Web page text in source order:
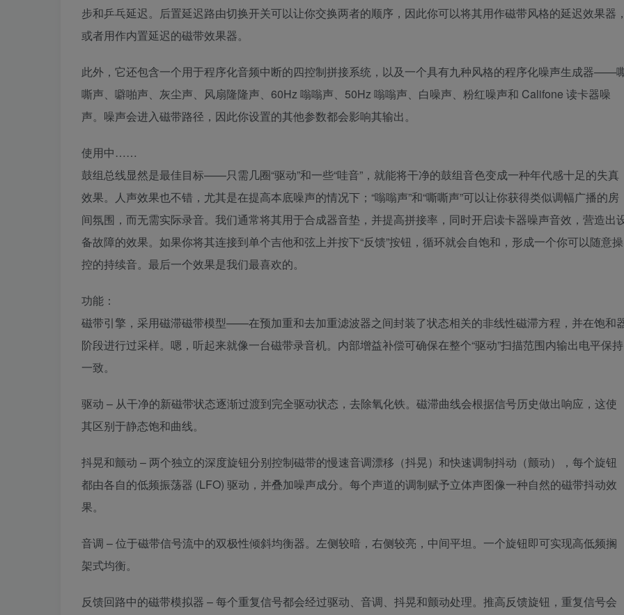
步和乒乓延迟。后置延迟路由切换开关可以让你交换两者的顺序，因此你可以将其用作磁带风格的延迟效果器
或者用作内置延迟的磁带效果器。
此外，它还包含一个用于程序化音频中断的四控制拼接系统，以及一个具有九种风格的程序化噪声生成器——
嘶声、噼啪声、灰尘声、风扇隆隆声、60Hz 嗡嗡声、50Hz 嗡嗡声、白噪声、粉红噪声和 Califone 读卡器噪
声。噪声会进入磁带路径，因此你设置的其他参数都会影响其输出。
使用中……
鼓组总线显然是最佳目标——只需几圈“驱动”和一些“哇音”，就能将干净的鼓组音色变成一种年代感十足的失真
效果。人声效果也不错，尤其是在提高本底噪声的情况下；“嗡嗡声”和“嘶嘶声”可以让你获得类似调幅广播的房
间氛围，而无需实际录音。我们通常将其用于合成器音垫，并提高拼接率，同时开启读卡器噪声音效，营造出
备故障的效果。如果你将其连接到单个吉他和弦上并按下“反馈”按钮，循环就会自饱和，形成一个你可以随意操
控的持续音。最后一个效果是我们最喜欢的。
功能：
磁带引擎，采用磁滞磁带模型——在预加重和去加重滤波器之间封装了状态相关的非线性磁滞方程，并在饱和
阶段进行过采样。嗯，听起来就像一台磁带录音机。内部增益补偿可确保在整个“驱动”扫描范围内输出电平保持
一致。
驱动 – 从干净的新磁带状态逐渐过渡到完全驱动状态，去除氧化铁。磁滞曲线会根据信号历史做出响应，这使
其区别于静态饱和曲线。
抖晃和颤动 – 两个独立的深度旋钮分别控制磁带的慢速音调漂移（抖晃）和快速调制抖动（颤动），每个旋钮
都由各自的低频振荡器 (LFO) 驱动，并叠加噪声成分。每个声道的调制赋予立体声图像一种自然的磁带抖动效
果。
音调 – 位于磁带信号流中的双极性倾斜均衡器。左侧较暗，右侧较亮，中间平坦。一个旋钮即可实现高低频搁
架式均衡。
反馈回路中的磁带模拟器 – 每个重复信号都会经过驱动、音调、抖晃和颤动处理。推高反馈旋钮，重复信号会